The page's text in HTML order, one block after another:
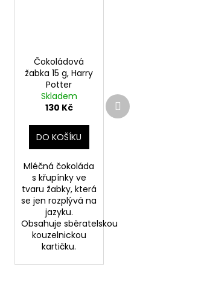
Čokoládová
žabka 15 g, Harry
Potter
Skladem
130 Kč
DO KOŠÍKU
Mléčná čokoláda
s křupínky ve
tvaru žabky, která
se jen rozplývá na
jazyku.
Obsahuje sběratelskou
kouzelnickou
kartičku.
Další
produkt